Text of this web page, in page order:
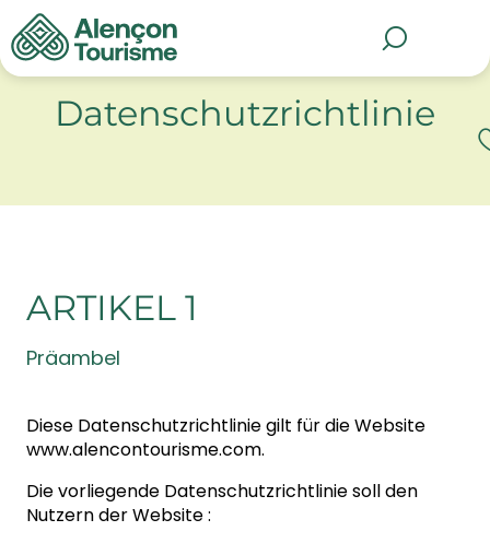
Aller
au
contenu
Startseite Datenschutzrichtlinie
Datenschutzrichtlinie
ARTIKEL 1
Präambel
Diese Datenschutzrichtlinie gilt für die Website
www.alencontourisme.com.
Die vorliegende Datenschutzrichtlinie soll den
Nutzern der Website :